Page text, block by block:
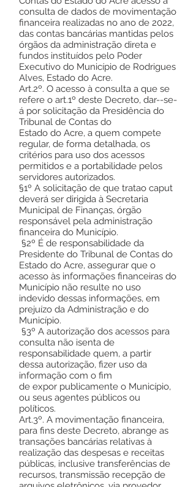
consulta de dados de movimentação
financeira realizadas no ano de 2022,
das contas bancárias mantidas pelos
órgãos da administração direta e
fundos instituídos pelo Poder
Executivo do Município de Rodrigues
Alves, Estado do Acre.
Art.2º. O acesso à consulta a que se
refere o art.1º deste Decreto, dar--se-
á por solicitação da Presidência do
Tribunal de Contas do
Estado do Acre, a quem compete
regular, de forma detalhada, os
critérios para uso dos acessos
permitidos e a portabilidade pelos
servidores autorizados.
§1º A solicitação de que tratao caput
deverá ser dirigida à Secretaria
Municipal de Finanças, órgão
responsável pela administração
financeira do Município.
§2º É de responsabilidade da
Presidente do Tribunal de Contas do
Estado do Acre, assegurar que o
acesso às informações financeiras do
Município não resulte no uso
indevido dessas informações, em
prejuízo da Administração e do
Município.
§3º A autorização dos acessos para
consulta não isenta de
responsabilidade quem, a partir
dessa autorização, fizer uso da
informação com o fim
de expor publicamente o Município,
ou seus agentes públicos ou
políticos.
Art.3º. A movimentação financeira,
para fins deste Decreto, abrange as
transações bancárias relativas à
realização das despesas e receitas
públicas, inclusive transferências de
recursos, transmissão recepção de